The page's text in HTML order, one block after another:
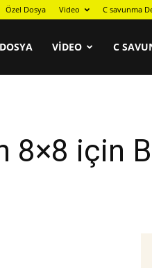
Özel Dosya Video C savunma
VIDEO C
8×8 için